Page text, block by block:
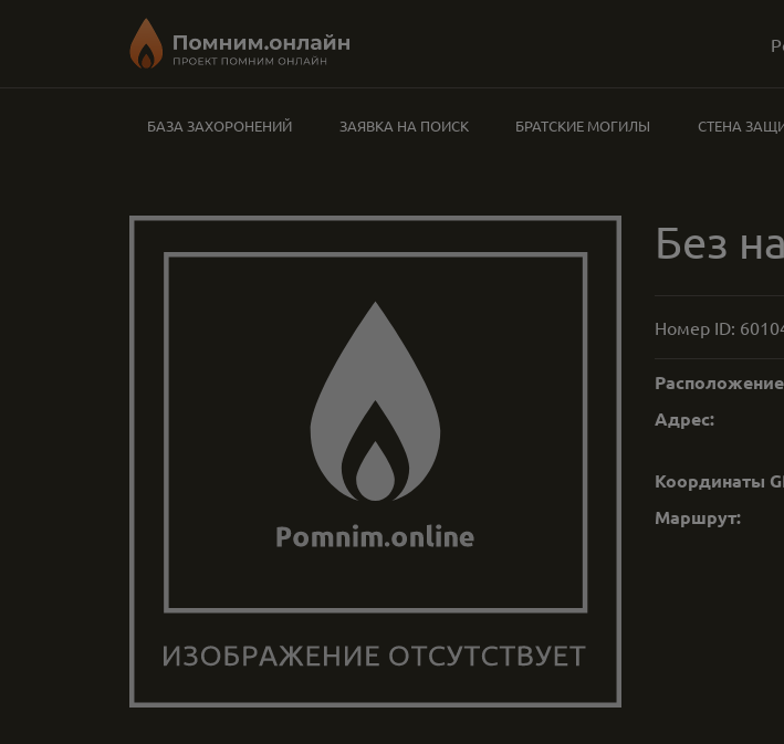
БАЗА ЗАХОРОНЕНИЙ ЗАЯВКА НА ПОИСК БРАТСКИЕ МОГИЛЫ СТЕНА
Без
Номер ID:
Адрес:
Координаты
Маршрут: